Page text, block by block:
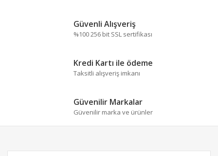
Güvenli Alışveriş
%100 256 bit SSL sertifikası
Kredi Kartı ile ödeme
Taksitli alışveriş imkanı
Güvenilir Markalar
Güvenilir marka ve ürünler